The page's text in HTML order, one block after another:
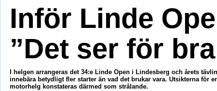
Inför Linde
”Det ser för
I helgen arrangeras det 34:e Linde Open i Lindesberg och årets
innebära betydligt fler starter än vad det brukar vara. Utsikterna för
motorhelg konstateras därmed som strålande.